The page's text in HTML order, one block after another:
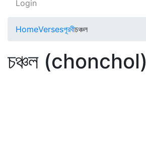
Login
HomeVersesপূরবীচঞ্চল
চঞ্চল (chonchol)